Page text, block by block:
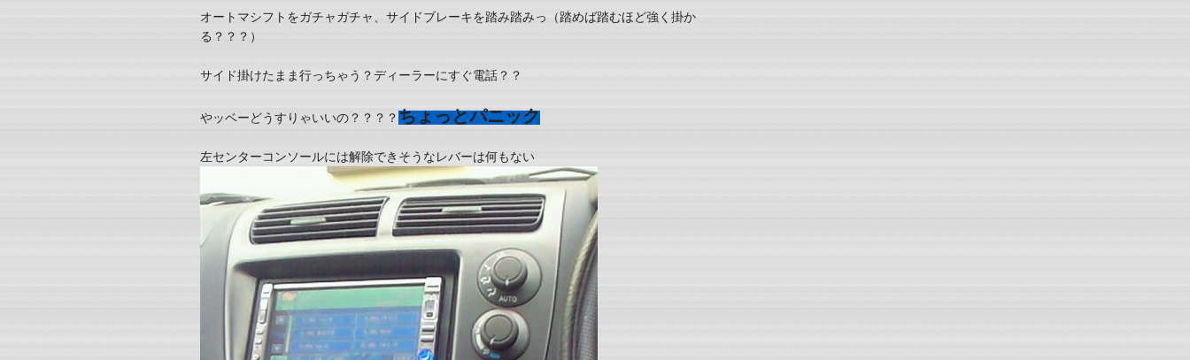
オートマシフトをガチャガチャ、サイドブレーキを踏み踏みっ（踏めば踏むほど強く掛か
る？？？）
サイド掛けたまま行っちゃう？ディーラーにすぐ電話？？
やッベーどうすりゃいいの？？？？ちょっとパニック
左センターコンソールには解除できそうなレバーは何もない